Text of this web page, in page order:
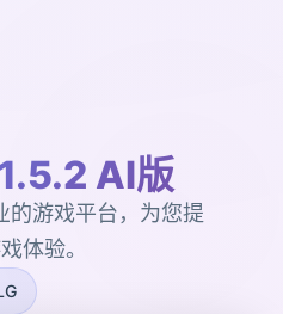
AI版
的游戏平台，为您提
体验。